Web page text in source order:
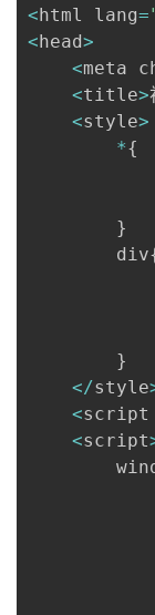
<html lang=
<head>
<meta
<title>
<style>
*{
}
        div
}
</style
<script
<script